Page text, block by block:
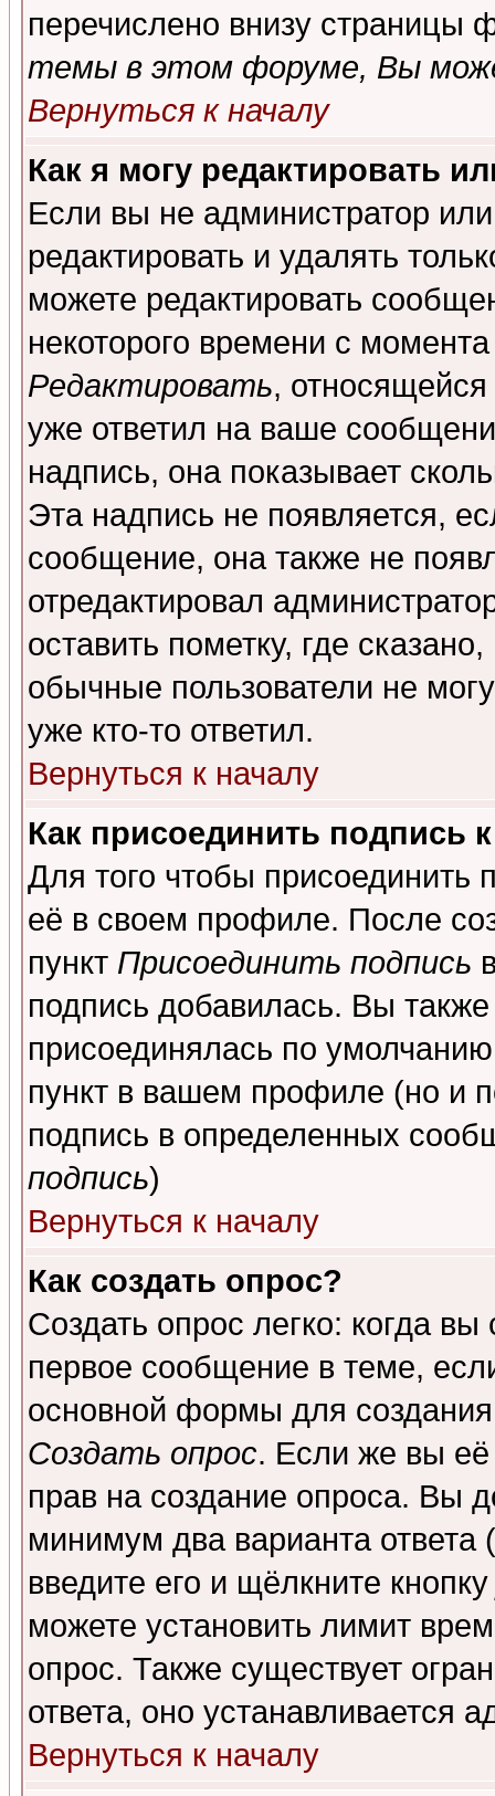
перечислено внизу страницы
темы в этом форуме, Вы
Вернуться к началу
Как я могу редактировать
Если вы не администратор
редактировать и удалять
можете редактировать
некоторого времени с
Редактировать,
уже ответил на ваше
надпись, она показывает
Эта надпись не появляется,
сообщение, она также не
отредактировал
оставить пометку, где
обычные пользователи не
уже кто-то ответил.
Вернуться к началу
Как присоединить подпись
Для того чтобы присоединить
её в своем профиле. После
пункт Присоединить подпись
подпись добавилась. Вы
присоединялась по
пункт в вашем профиле (но и
подпись в определенных
подпись)
Вернуться к началу
Как создать опрос?
Создать опрос легко: когда
первое сообщение в теме,
основной формы для
Создать опрос. Если же вы её
прав на создание опроса. Вы
минимум два варианта ответа
введите его и щёлкните
можете установить лимит
опрос. Также существует
ответа, оно устанавливается
Вернуться к началу